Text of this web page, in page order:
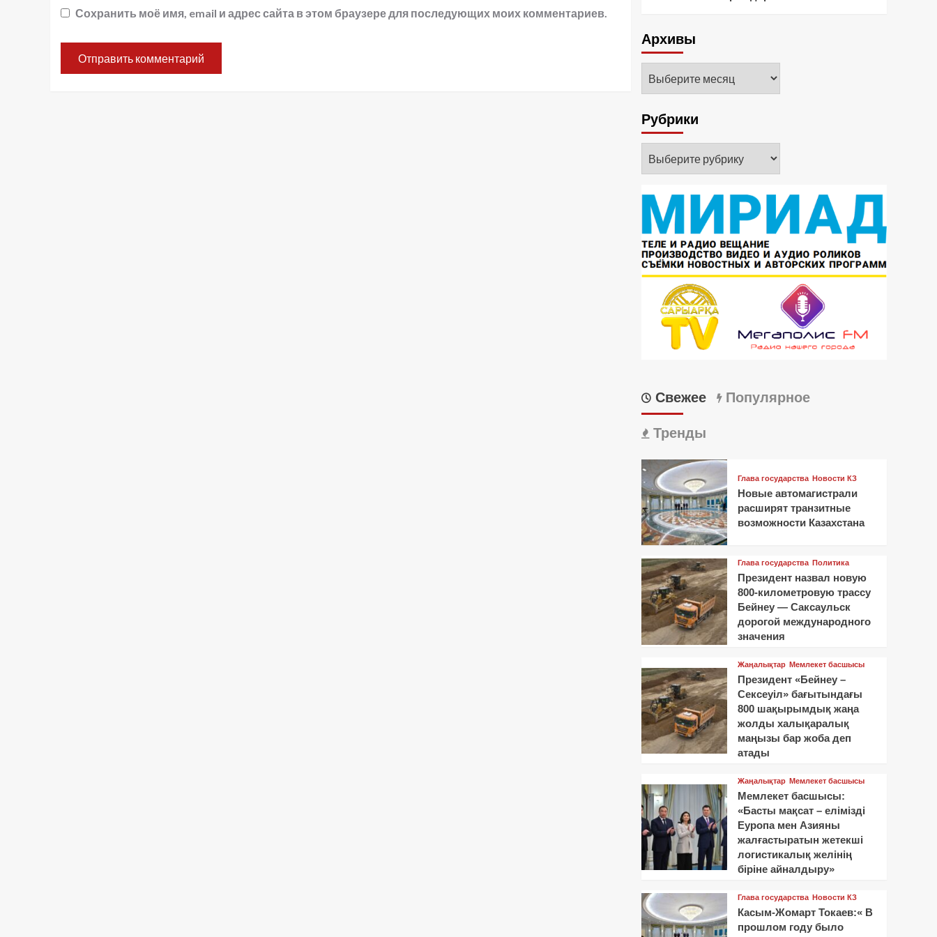
Сохранить моё имя, email и адрес сайта в этом браузере для последующих моих комментариев.
Архивы
Рубрики
Свежее Популярное
Тренды
Глава государства Новости КЗ
Новые автомагистрали
расширят транзитные
возможности Казахстана
Глава государства Политика
Президент назвал новую
800-километровую трассу
Бейнеу — Саксаульск
дорогой международного
значения
Жаңалықтар Мемлекет басшысы
Президент «Бейнеу –
Сексеуіл» бағытындағы
800 шақырымдық жаңа
жолды халықаралық
маңызы бар жоба деп
атады
Жаңалықтар Мемлекет басшысы
Мемлекет басшысы:
«Басты мақсат – елімізді
Еуропа мен Азияны
жалғастыратын жетекші
логистикалық желінің
біріне айналдыру»
Глава государства Новости КЗ
Касым-Жомарт Токаев:« В
прошлом году было